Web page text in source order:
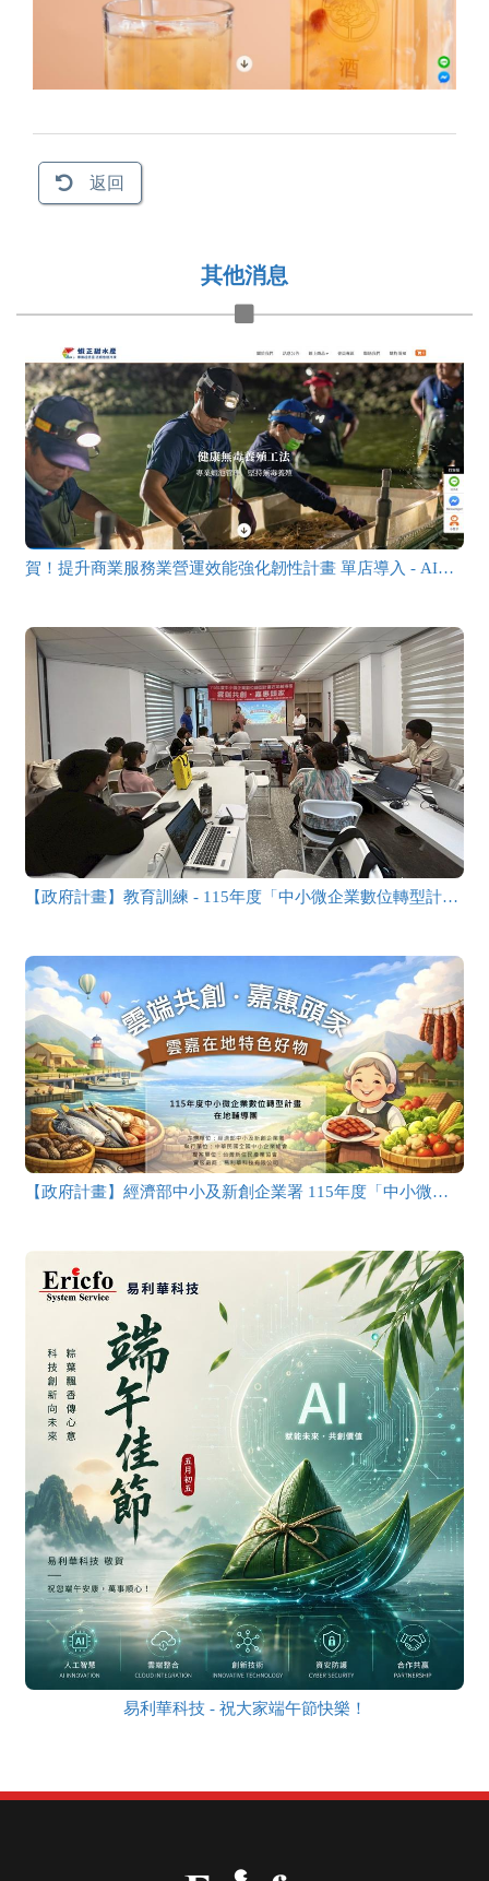
返回
其他消息
賀！提升商業服務業營運效能強化韌性計畫 單店導入 - AI智慧型購物網方案，陸續上線服務！
【政府計畫】教育訓練 - 115年度「中小微企業數位轉型計畫」雲端共創・嘉惠頭家 - AI智慧型購物網教育訓練
【政府計畫】經濟部中小及新創企業署 115年度「中小微企業數位轉型計畫」雲端共創・嘉惠頭家數位平台上線
易利華科技 - 祝大家端午節快樂！